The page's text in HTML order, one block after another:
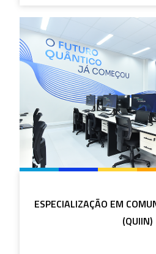
ESPECIALIZAÇÃO EM
(QUIIN)